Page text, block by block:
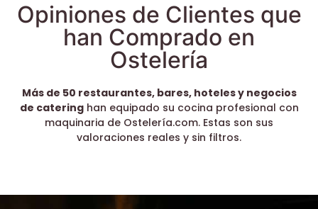
Opiniones de Clientes que
han Comprado en
Ostelería
Más de 50 restaurantes, bares, hoteles y negocios
de cateringhan equipado su cocina profesional con
maquinaria de Ostelería.com. Estas son sus
valoraciones reales y sin filtros.